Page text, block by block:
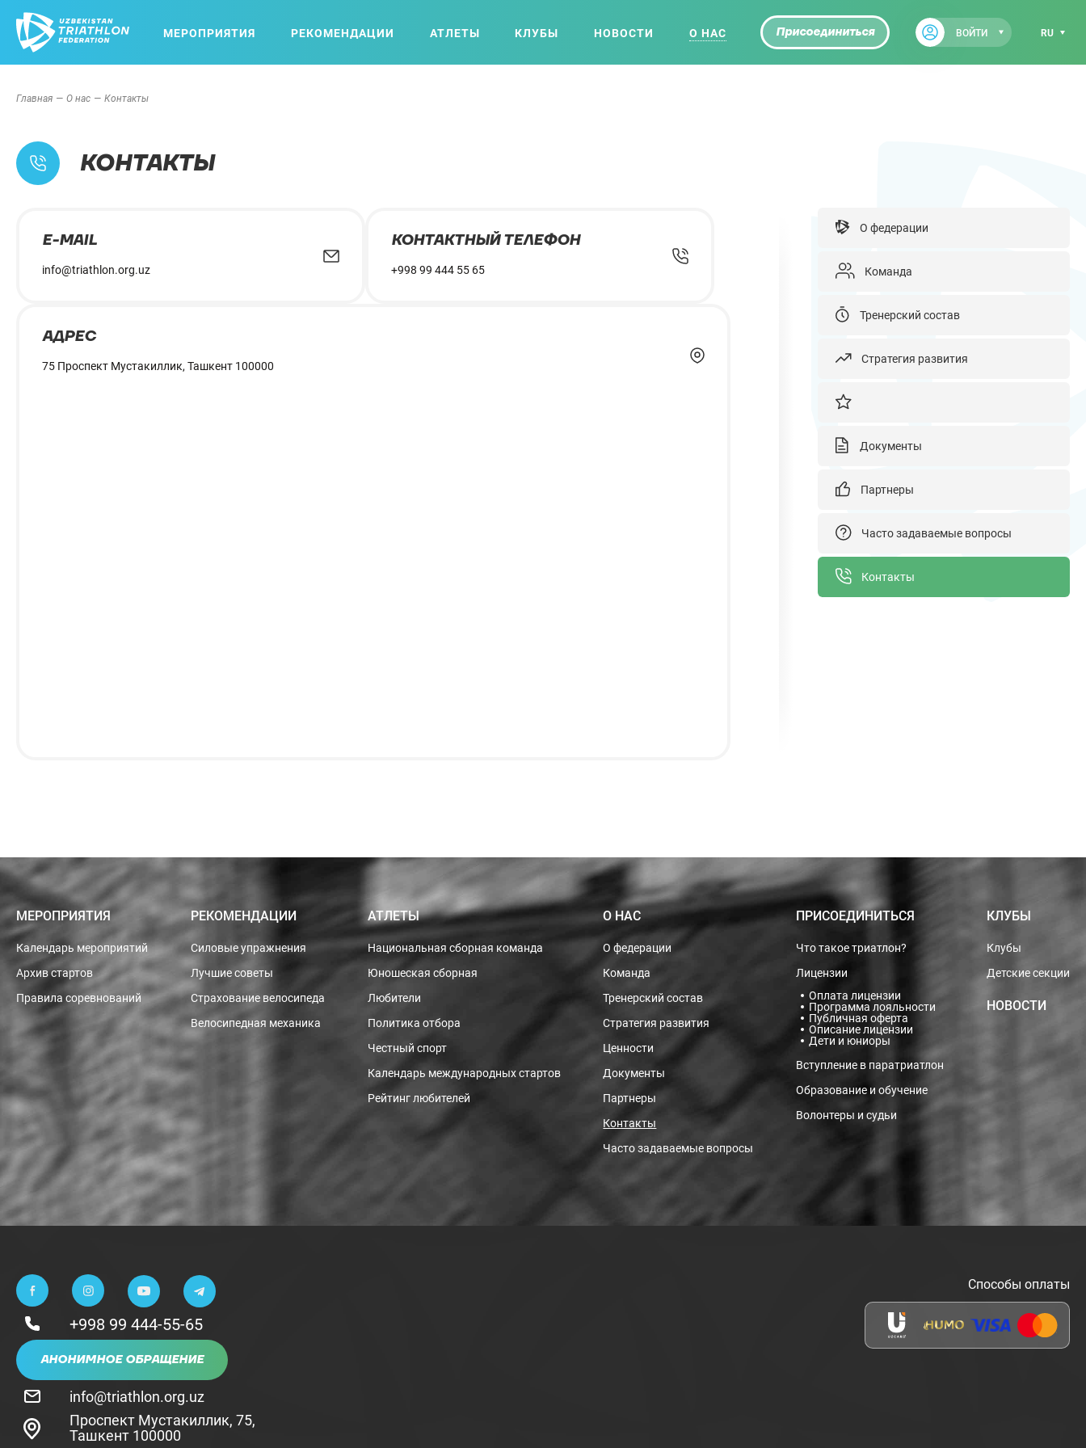
МЕРОПРИЯТИЯ РЕКОМЕНДАЦИИ АТЛЕТЫ КЛУБЫ НОВОСТИ О НАС Присоединиться ВОЙТИ RU
Главная О нас Контакты
КОНТАКТЫ
E-MAIL
info@triathlon.org.uz
КОНТАКТНЫЙ ТЕЛЕФОН
+998 99 444 55 65
АДРЕС
75 Проспект Мустакиллик, Ташкент 100000
О федерации
Команда
Тренерский состав
Стратегия развития
Документы
Партнеры
Часто задаваемые вопросы
Контакты
МЕРОПРИЯТИЯ
Календарь мероприятий
Архив стартов
Правила соревнований
РЕКОМЕНДАЦИИ
Силовые упражнения
Лучшие советы
Страхование велосипеда
Велосипедная механика
АТЛЕТЫ
Национальная сборная команда
Юношеская сборная
Любители
Политика отбора
Честный спорт
Календарь международных стартов
Рейтинг любителей
О НАС
О федерации
Команда
Тренерский состав
Стратегия развития
Ценности
Документы
Партнеры
Контакты
Часто задаваемые вопросы
ПРИСОЕДИНИТЬСЯ
Что такое триатлон?
Лицензии
Оплата лицензии
Программа лояльности
Публичная оферта
Описание лицензии
Дети и юниоры
Вступление в паратриатлон
Образование и обучение
Волонтеры и судьи
КЛУБЫ
Клубы
Детские секции
НОВОСТИ
+998 99 444-55-65
АНОНИМНОЕ ОБРАЩЕНИЕ
info@triathlon.org.uz
Проспект Мустакиллик, 75,
Ташкент 100000
Способы оплаты